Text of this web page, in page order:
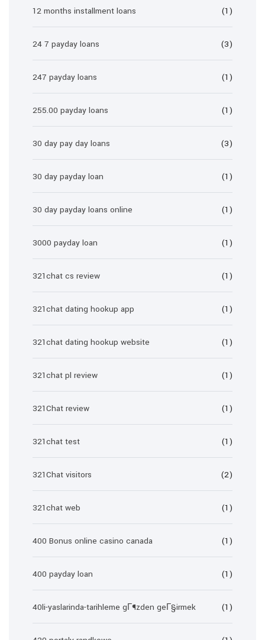
12 months installment loans (1)
24 7 payday loans (3)
247 payday loans (1)
255.00 payday loans (1)
30 day pay day loans (3)
30 day payday loan (1)
30 day payday loans online (1)
3000 payday loan (1)
321chat cs review (1)
321chat dating hookup app (1)
321chat dating hookup website (1)
321chat pl review (1)
321Chat review (1)
321chat test (1)
321Chat visitors (2)
321chat web (1)
400 Bonus online casino canada (1)
400 payday loan (1)
40li-yaslarinda-tarihleme gГ¶zden geГ§irmek (1)